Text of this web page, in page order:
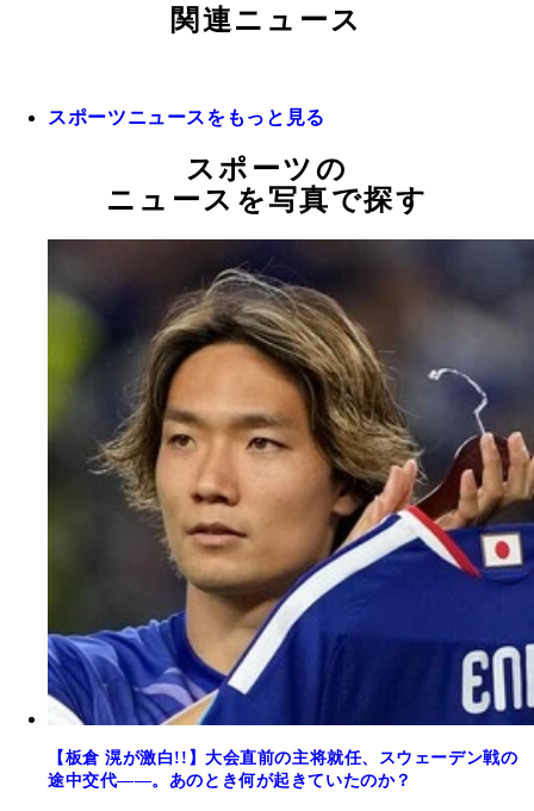
関連ニュース
スポーツニュースをもっと見る
スポーツの
ニュースを写真で探す
【板倉 滉が激白!!】大会直前の主将就任、スウェーデン戦の
途中交代――。あのとき何が起きていたのか？